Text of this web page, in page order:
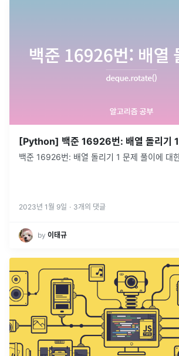
[Python] 백준 16926번: 배열 돌리기 1
백준 16926번: 배열 돌리기 1 문제 풀이에 대
2023년 1월 9일 · 3개의 댓글
by 이태규